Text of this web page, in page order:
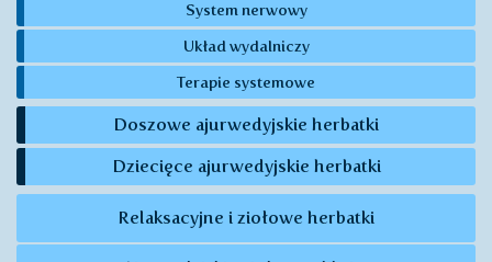
System nerwowy
Układ wydalniczy
Terapie systemowe
Doszowe ajurwedyjskie herbatki
Dziecięce ajurwedyjskie herbatki
Relaksacyjne i ziołowe herbatki